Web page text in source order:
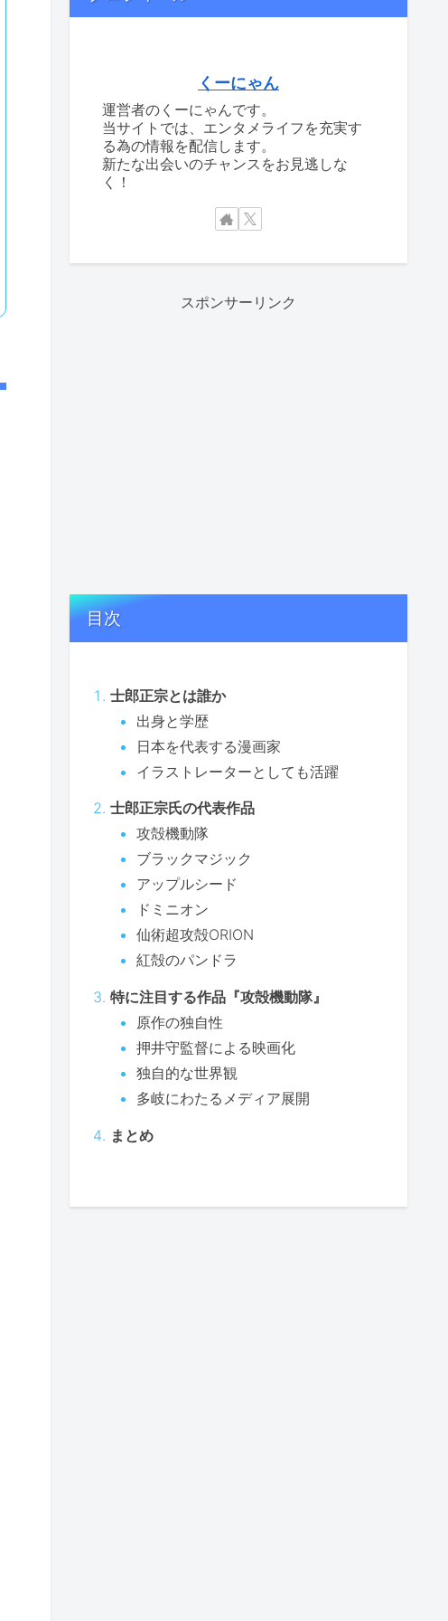
くーにゃん
運営者のくーにゃんです。
当サイトでは、エンタメライフを充実す
る為の情報を配信します。
新たな出会いのチャンスをお見逃しな
く！
スポンサーリンク
目次
士郎正宗とは誰か
出身と学歴
日本を代表する漫画家
イラストレーターとしても活躍
士郎正宗氏の代表作品
攻殻機動隊
ブラックマジック
アップルシード
ドミニオン
仙術超攻殻ORION
紅殻のパンドラ
特に注目する作品『攻殻機動隊』
原作の独自性
押井守監督による映画化
独自的な世界観
多岐にわたるメディア展開
まとめ